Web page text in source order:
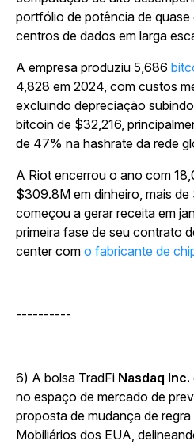
portfólio de potência de
centros de dados em larga
A empresa produziu 5,686
4,828 em 2024, com custos
excluindo depreciação
bitcoin de $32,216,
de 47% na hashrate da rede
A Riot encerrou o ano com
$309.8M em dinheiro, mais
começou a gerar receita em
primeira fase de seu contrato
center com o fabricante de
----------
6) A bolsa TradFi Nasdaq Inc.
no espaço de mercado de
proposta de mudança de
Mobiliários dos EUA,